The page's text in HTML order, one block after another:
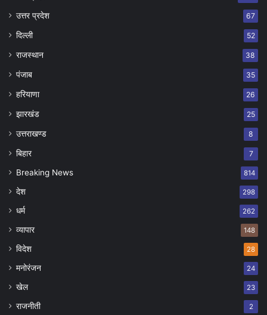
उत्तर प्रदेश 67
दिल्ली 52
राजस्थान 38
पंजाब 35
हरियाणा 26
झारखंड 25
उत्तराखण्ड 8
बिहार 7
Breaking News 814
देश 298
धर्म 262
व्यापार 148
विदेश 28
मनोरंजन 24
खेल 23
राजनीती 2